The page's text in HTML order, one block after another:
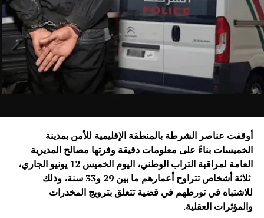
أوقفت عناصر الشرطة بالمنطقة الإقليمية للأمن بمدينة
الخميسات بناءً على معلومات دقيقة وفرتها مصالح المديرية
العامة لمراقبة التراب الوطني، اليوم الخميس 12 يونيو الجاري،
ثلاثة أشخاص تتراوح أعمارهم ما بين 29 و33 سنة، وذلك
للاشتباه في تورطهم في قضية تتعلق بترويج المخدرات
والمؤثرات العقلية.